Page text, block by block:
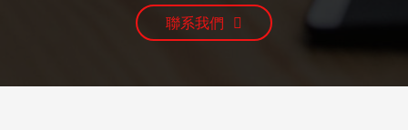
聯系我們